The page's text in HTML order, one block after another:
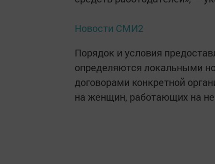
Новости СМИ2
Порядок и условия
определяются локальными
договорами конкретной
на женщин, работающих на